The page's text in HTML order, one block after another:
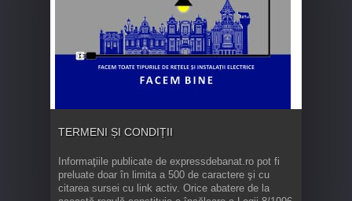
TERMENI ȘI CONDIȚII
Informaţiile publicate de expressdebanat.ro pot fi
preluate doar în limita a 500 de caractere şi cu
citarea sursei cu link activ. Orice abatere de la